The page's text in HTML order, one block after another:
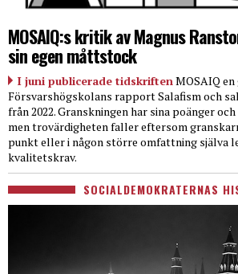
MOSAIQ:s kritik av Magnus
sin egen måttstock
I juni publicerade tidskriften MOSAIQ
Försvarshögskolans rapport Salafism och
från 2022. Granskningen har sina poänger
men trovärdigheten faller eftersom
punkt eller i någon större omfattning själva
kvalitetskrav.
SOCIALDEMOKRATERNAS